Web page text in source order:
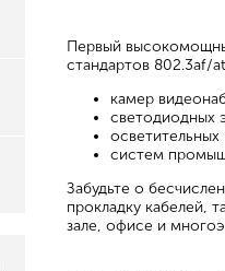
Первый
стандартов 802.3af/
камер
светодиодных
систем
Забудьте о
прокладку кабелей,
зале, офисе и